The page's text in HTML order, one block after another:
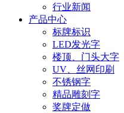
行业新闻
产品中心
标牌标识
LED发光字
楼顶、门头大字
UV、丝网印刷
不锈钢字
精品雕刻字
奖牌定做